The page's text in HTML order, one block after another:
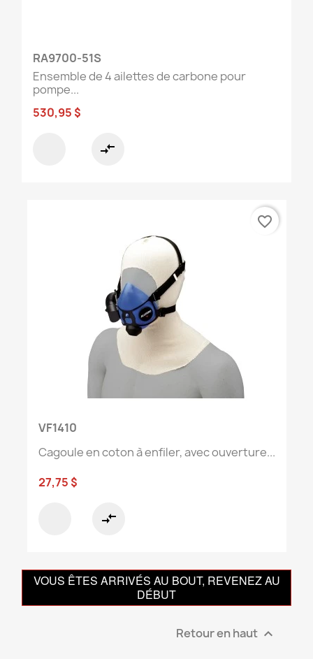
RA9700-51S
Ensemble de 4 ailettes de carbone pour
pompe...
530,95 $
compare_arrows
VF1410
Cagoule en coton à enfiler, avec ouverture...
27,75 $
compare_arrows
favorite_border
VOUS ÊTES ARRIVÉS AU BOUT, REVENEZ AU
DÉBUT
Retour en haut 